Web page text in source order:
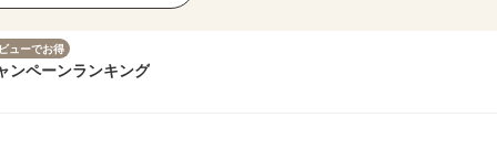
ューでお得
ンペーンランキング